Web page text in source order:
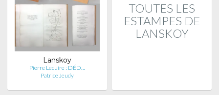
Lanskoy
Pierre Lecuire : DÉD…
Patrice Jeudy
TOUTES LES
ESTAMPES DE
LANSKOY